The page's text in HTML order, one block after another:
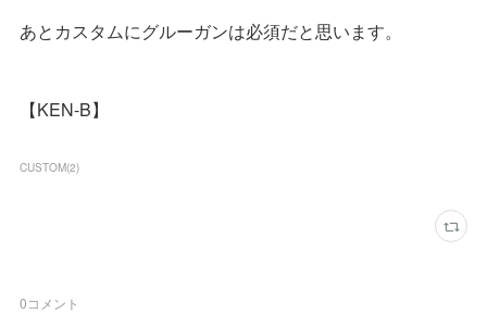
あとカスタムにグルーガンは必須だと思います。
【KEN-B】
CUSTOM(2)
0コメント